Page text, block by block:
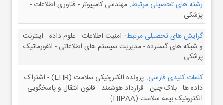
رشته های تحصیلی مرتبط: مهندسی کامپیوتر - فناوری اطلاعات -
پزشکی
گرایش های تحصیلی مرتبط: امنیت اطلاعات - علوم داده - اینترنت
و شبکه های گسترده - مدیریت سیستم های اطلاعاتی - انفورماتیک
پزشکی
کلمات کلیدی فارسی:
پرونده الکترونیکی سلامت (EHR) - اشتراک
داده ها - بلاک چین - قرارداد هوشمند - قانون انتقال و پاسخگویی
الکترونیک بیمه سلامت (HIPAA)